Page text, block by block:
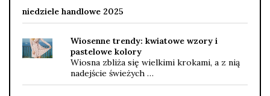
niedziele handlowe 2025
Wiosenne trendy: kwiatowe wzory i
pastelowe kolory
Wiosna zbliża się wielkimi krokami, a z nią
nadejście świeżych …